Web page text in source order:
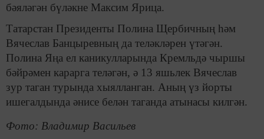
бәяләгән бүләкне Максим Ярица.
Татарстан Президенты Полина Щербичның һәм
Вячеслав Банцыревның да теләкләрен үтәгән.
Полина Яңа ел каникулларында Кремльдә чыршы
бәйрәмен карарга теләгән, ә 13 яшьлек Вячеслав
зур таган турында хыялланган. Аның үз йорты
ишегалдында әнисе белән таганда атынасы килгән.
Фото: Владимир Васильев